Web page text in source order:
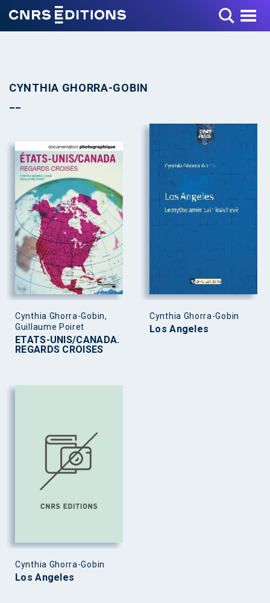
Toggle Menu
CYNTHIA GHORRA-GOBIN
Cynthia Ghorra-Gobin,
Guillaume Poiret
ETATS-UNIS/CANADA.
REGARDS CROISES
Cynthia Ghorra-Gobin
Los Angeles
Cynthia Ghorra-Gobin
Los Angeles